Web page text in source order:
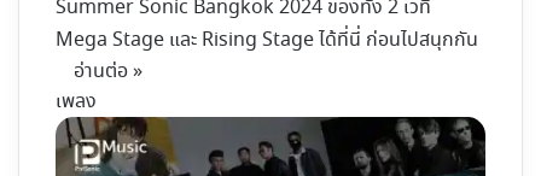
Summer Sonic Bangkok 2024 ของทั้ง 2 เวที
Mega Stage และ Rising Stage ได้ที่นี่ ก่อนไปสนุกกัน
อ่านต่อ »
เพลง